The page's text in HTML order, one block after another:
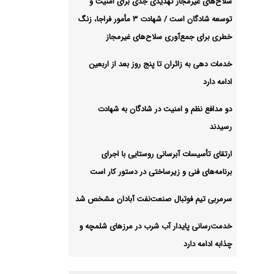
توسعه شادگان است / شهادت ۳ مأمور فراجا، زنگ
خطری برای جمع‌آوری سلاح‌های غیرمجاز
خدمات دهی به زائران تا پنج روز بعد از اربعین
ادامه دارد
دو مدافع نظم و امنیت در شادگان به شهادت
رسیدند
ارتقای تأسیسات آبرسانی روستایی با اجرای
برنامه‌های فنی و زیرساختی در دستور کار است
سرمربی تیم فوتبال صنعت‌نفت آبادان مشخص شد
خدمت‌رسانی پایدار آب شرب در مرزهای شلمچه و
چذابه ادامه دارد